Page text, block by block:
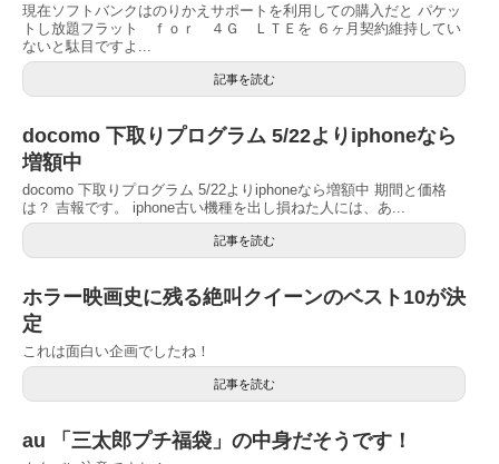
現在ソフトバンクはのりかえサポートを利用しての購入だと パケッ
トし放題フラット ｆｏｒ ４Ｇ ＬＴＥを ６ヶ月契約維持してい
ないと駄目ですよ...
記事を読む
docomo 下取りプログラム 5/22よりiphoneなら
増額中
docomo 下取りプログラム 5/22よりiphoneなら増額中 期間と価格
は？ 吉報です。 iphone古い機種を出し損ねた人には、あ...
記事を読む
ホラー映画史に残る絶叫クイーンのベスト10が決
定
これは面白い企画でしたね！
記事を読む
au 「三太郎プチ福袋」の中身だそうです！